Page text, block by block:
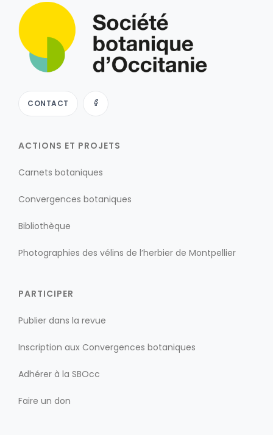
CONTACT
ACTIONS ET PROJETS
Carnets botaniques
Convergences botaniques
Bibliothèque
Photographies des vélins de l’herbier de Montpellier
PARTICIPER
Publier dans la revue
Inscription aux Convergences botaniques
Adhérer à la SBOcc
Faire un don